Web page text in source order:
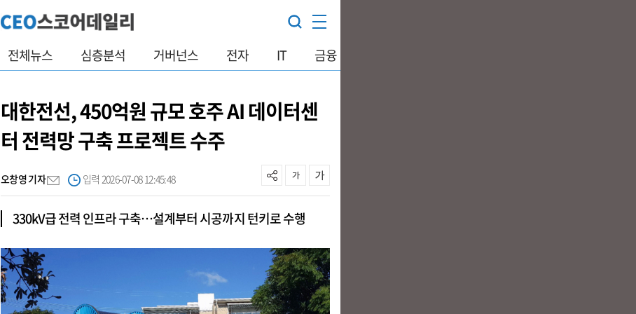
전체뉴스 심층분석 거버넌스 전자 IT 금융
대한전선, 450억원 규모 호주 AI 데이터센
터 전력망 구축 프로젝트 수주
오창영 기자 입력 2026-07-08 12:45:48
330kV급 전력 인프라 구축…설계부터 시공까지 턴키로 수행